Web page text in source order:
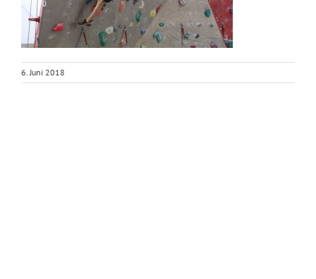
6. Juni 2018